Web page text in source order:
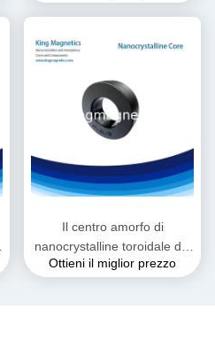
Il centro amorfo di
nanocrystalline toroidale del
trasformatore dell'invertitore
Ottieni il miglior prezzo